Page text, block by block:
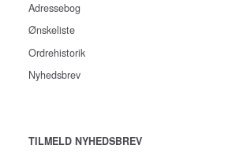
Adressebog
Ønskeliste
Ordrehistorik
Nyhedsbrev
TILMELD NYHEDSBREV